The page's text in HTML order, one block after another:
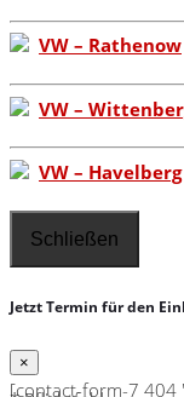
VW – Rathenow
VW –
VW – Havelberg
Schließen
Jetzt Termin für den
×
[contact-form-7 404